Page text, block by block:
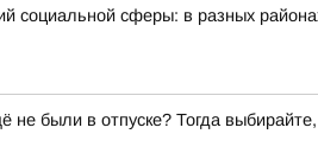
социальной сферы: в разных
были в отпуске? Тогда